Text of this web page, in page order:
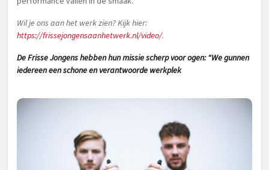
Wil je ons aan het werk zien? Kijk hier:
https://frissejongensaanhetwerk.nl/video/.
De Frisse Jongens hebben hun missie scherp voor ogen: “We gunnen
iedereen een schone en verantwoorde werkplek